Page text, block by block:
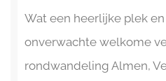
Wat een heerlijke plek
onverwachte welkome
rondwandeling Almen,